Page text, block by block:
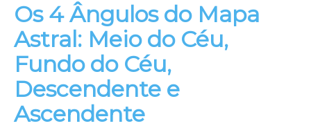
Os 4 Ângulos do Mapa
Astral: Meio do Céu,
Fundo do Céu,
Descendente e
Ascendente